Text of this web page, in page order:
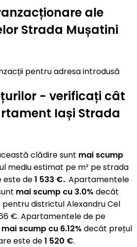
ale
Strada Mușatini
pentru adresa introdusă
- verificați cât
Iași Strada
clădire sunt mai scump
mediu estimat pe m² pe strada
este de1 533 €.. Apartamentele
mai scump cu 3.0% decât
districtul Alexandru Cel
€. Apartamentele de pe
mai scump cu 6.12% decât prețul
este de1 520 €.